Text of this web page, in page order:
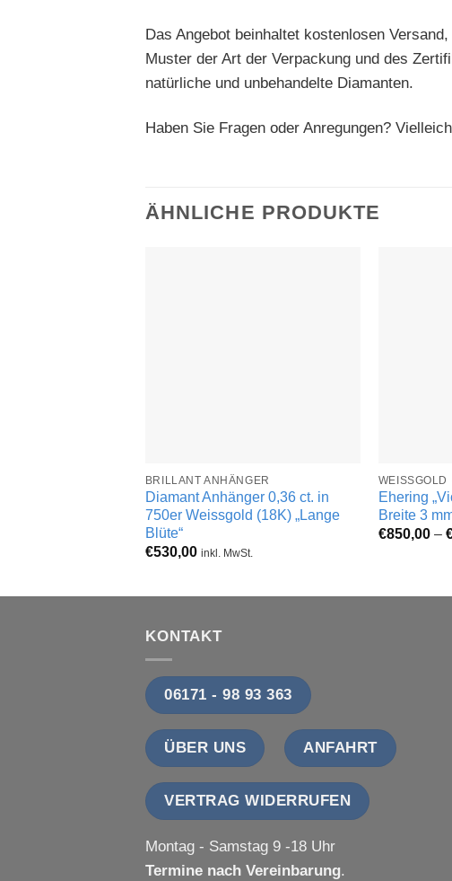
Das Angebot beinhaltet kostenlosen
Muster der Art der Verpackung und des
natürliche und unbehandelte Diamanten.
Haben Sie Fragen oder Anregungen?
ÄHNLICHE PRODUKTE
BRILLANT ANHÄNGER
Diamant Anhänger 0,36 ct. in
750er Weissgold (18K) „Lange
Blüte“
€530,00 inkl. MwSt.
WEISSGOLD
Ehering
Breite 3
€850,00 –
KONTAKT
06171 - 98 93 363
ÜBER UNS ANFAHRT
VERTRAG WIDERRUFEN
Montag - Samstag 9 -18 Uhr
Termine nach Vereinbarung.